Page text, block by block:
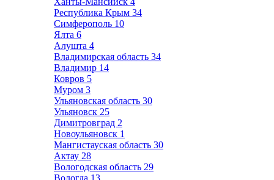
Республика Крым 34
Симферополь 10
Ялта 6
Алушта 4
Владимирская область 34
Владимир 14
Ковров 5
Муром 3
Ульяновская область 30
Ульяновск 25
Димитровград 2
Новоульяновск 1
Мангистауская область 30
Актау 28
Вологодская область 29
Вологда 13